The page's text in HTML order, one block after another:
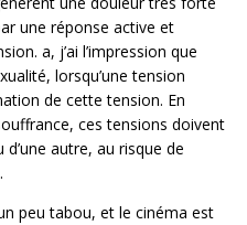
une réponse active et
Ҫa, j’ai l’impression que
lorsqu’une tension
de cette tension. En
ces tensions doivent
autre, au risque de
peu tabou, et le cinéma est